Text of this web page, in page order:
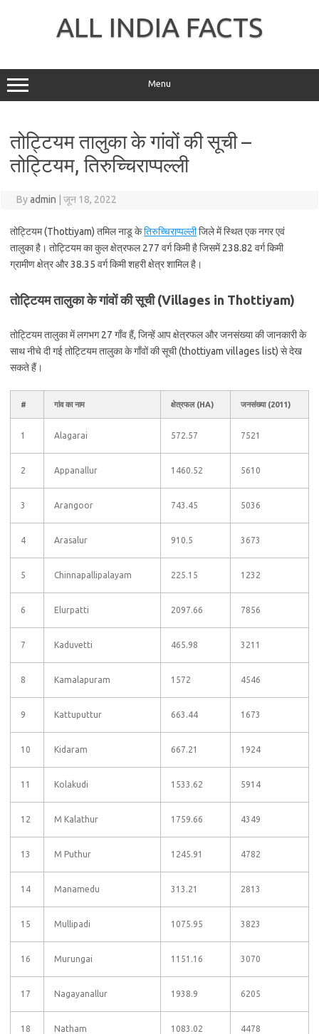
ALL INDIA FACTS
Menu
तोट्टियम तालुका के गांवों की सूची –
तोट्टियम, तिरुच्चिराप्‍पल्‍ली
Byadmin जून 18, 2022
तोट्टियम (Thottiyam) तमिल नाडू केतिरुच्चिराप्‍पल्‍लीजिले में स्थित एक नगर एवं
तालुका है। तोट्टियम का कुल क्षेत्रफल 277 वर्ग किमी है जिसमें 238.82 वर्ग किमी
ग्रामीण क्षेत्र और 38.35 वर्ग किमी शहरी क्षेत्र शामिल है।
तोट्टियम तालुका के गांवों की सूची (Villages in Thottiyam)
तोट्टियम तालुका में लगभग 27 गाँव हैं, जिन्हें आप क्षेत्रफल और जनसंख्या की जानकारी के
साथ नीचे दी गई तोट्टियम तालुका के गाँवों की सूची (thottiyam villages list) से देख
सकते हैं।
# गांव का नाम क्षेत्रफल (HA) जनसंख्या (2011)
1 Alagarai 572.57 7521
2 Appanallur 1460.52 5610
3 Arangoor 743.45 5036
4 Arasalur 910.5 3673
5 Chinnapallipalayam 225.15 1232
6 Elurpatti 2097.66 7856
7 Kaduvetti 465.98 3211
8 Kamalapuram 1572 4546
9 Kattuputtur 663.44 1673
10 Kidaram 667.21 1924
11 Kolakudi 1533.62 5914
12 M Kalathur 1759.66 4349
13 M Puthur 1245.91 4782
14 Manamedu 313.21 2813
15 Mullipadi 1075.95 3823
16 Murungai 1151.16 3070
17 Nagayanallur 1938.9 6205
18 Natham 1083.02 4478